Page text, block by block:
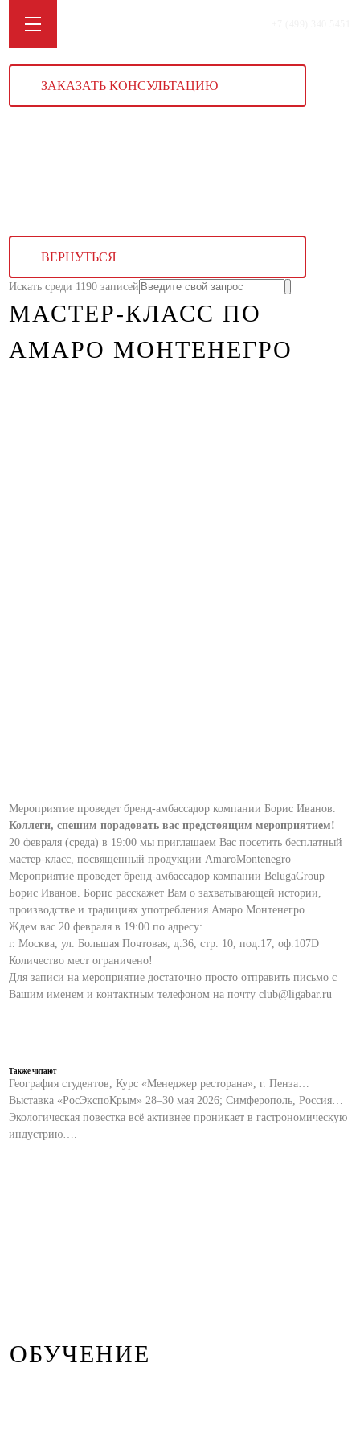
ЗАКАЗАТЬ КОНСУЛЬТАЦИЮ
ВЕРНУТЬСЯ
Искать среди 1190 записей
МАСТЕР-КЛАСС ПО
АМАРО МОНТЕНЕГРО
Мероприятие проведет бренд-амбассадор компании Борис Иванов.
Коллеги, спешим порадовать вас предстоящим мероприятием!
20 февраля (среда) в 19:00 мы приглашаем Вас посетить бесплатный
мастер-класс, посвященный продукции AmaroMontenegro
Мероприятие проведет бренд-амбассадор компании BelugaGroup
Борис Иванов. Борис расскажет Вам о захватывающей истории,
производстве и традициях употребления Амаро Монтенегро.
Ждем вас 20 февраля в 19:00 по адресу:
г. Москва, ул. Большая Почтовая, д.36, стр. 10, под.17, оф.107D
Количество мест ограничено!
Для записи на мероприятие достаточно просто отправить письмо с
Вашим именем и контактным телефоном на почту club@ligabar.ru
Также читают
География студентов, Курс «Менеджер ресторана», г. Пенза…
Выставка «РосЭкспоКрым» 28–30 мая 2026; Симферополь, Россия…
Экологическая повестка всё активнее проникает в гастрономическую
индустрию….
ОБУЧЕНИЕ